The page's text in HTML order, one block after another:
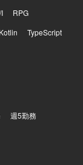
RPG
Kotlin
TypeScript
週5勤務